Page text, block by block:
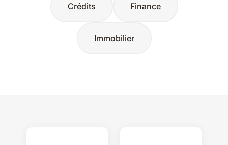
Crédits Finance
Immobilier